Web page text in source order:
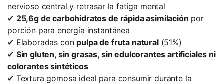
nervioso central y retrasar la fatiga mental
✔ 25,6g de carbohidratos de rápida asimilación por
porción para energía instantánea
✔ Elaboradas con pulpa de fruta natural(51%)
✔ Sin gluten, sin grasas, sin edulcorantes artificiales ni
colorantes sintéticos
✔ Textura gomosa ideal para consumir durante la